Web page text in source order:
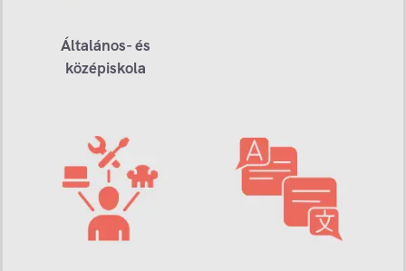
Általános- és
középiskola